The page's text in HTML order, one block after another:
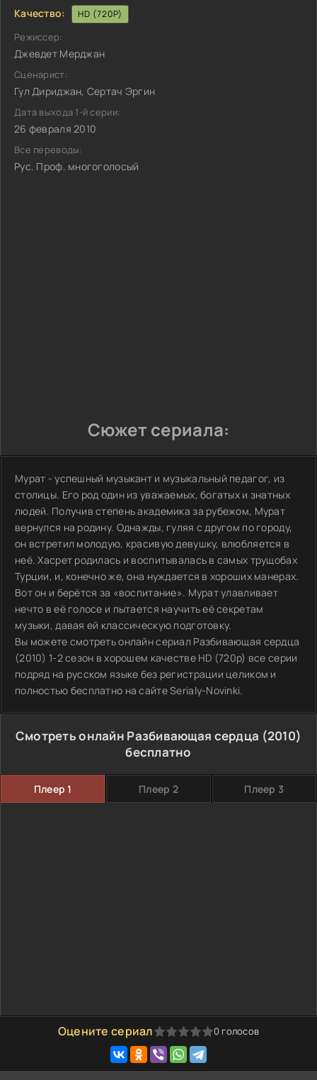
Качество: HD (720P)
Режиссер:
Джевдет Мерджан
Сценарист:
Гул Дириджан, Сертач Эргин
Дата выхода 1-й серии:
26 февраля 2010
Все переводы:
Рус. Проф. многоголосый
Сюжет сериала:
Мурат - успешный музыкант и музыкальный педагог, из
столицы. Его род один из уважаемых, богатых и знатных
людей. Получив степень академика за рубежом, Мурат
вернулся на родину. Однажды, гуляя с другом по городу,
он встретил молодую, красивую девушку, влюбляется в
неё. Хасрет родилась и воспитывалась в самых трущобах
Турции, и, конечно же, она нуждается в хороших манерах.
Вот он и берётся за «воспитание». Мурат улавливает
нечто в её голосе и пытается научить её секретам
музыки, давая ей классическую подготовку.
Вы можете смотреть онлайн сериал Разбивающая сердца
(2010) 1-2 сезон в хорошем качестве HD (720p) все серии
подряд на русском языке без регистрации целиком и
полностью бесплатно на сайте Serialy-Novinki.
Смотреть онлайн Разбивающая сердца (2010)
бесплатно
Плеер 1 Плеер 2 Плеер 3
Оцените сериал
1 2 3 4 5 0 голосов